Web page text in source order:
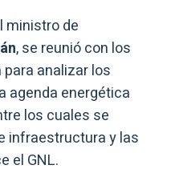
ministro de
, se reunió con los
analizar los
agenda energética
los cuales se
infraestructura y las
el GNL.